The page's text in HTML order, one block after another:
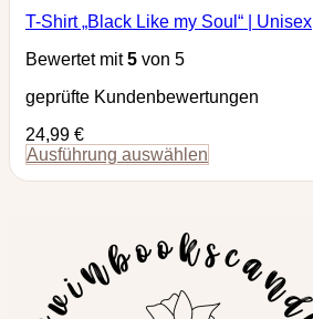
T-Shirt „Black Like my Soul“ | Unisex
Bewertet mit5 von 5
geprüfte Kundenbewertungen
24,99 €
Ausführung auswählen
Optionen